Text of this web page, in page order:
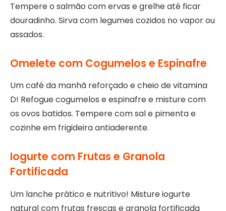
Tempere o salmão com ervas e grelhe até ficar
douradinho. Sirva com legumes cozidos no vapor ou
assados.
Omelete com Cogumelos e Espinafre
Um café da manhã reforçado e cheio de vitamina
D! Refogue cogumelos e espinafre e misture com
os ovos batidos. Tempere com sal e pimenta e
cozinhe em frigideira antiaderente.
Iogurte com Frutas e Granola
Fortificada
Um lanche prático e nutritivo! Misture iogurte
natural com frutas frescas e granola fortificada